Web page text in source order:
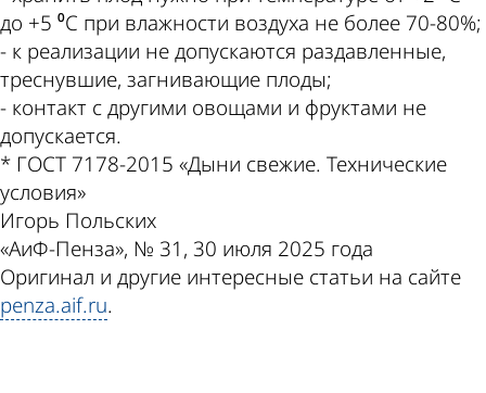
до +5 ⁰С при влажности воздуха не более 70-80%;
- к реализации не допускаются раздавленные,
треснувшие, загнивающие плоды;
- контакт с другими овощами и фруктами не
допускается.
* ГОСТ 7178-2015 «Дыни свежие. Технические
условия»
Игорь Польских
«АиФ-Пенза», № 31, 30 июля 2025 года
Оригинал и другие интересные статьи на сайте
penza.aif.ru.